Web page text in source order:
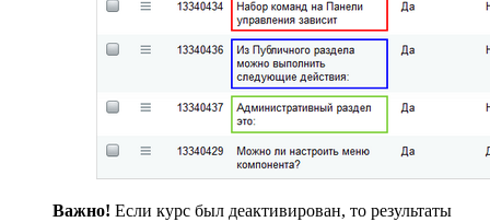
Важно! Если курс был деактивирован, то результаты